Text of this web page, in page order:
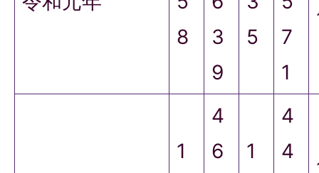
8
3
9
5
7
1
1
4
6
1
4
4